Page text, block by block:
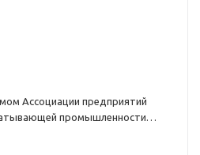
Ассоциации предприятий
промышленности
и призами «Гран-при»